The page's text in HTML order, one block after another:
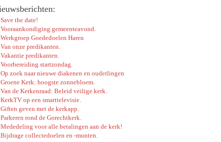
the date!
gemeenteavond.
Goededoelen Haren
onze predikanten.
predikanten.
startzondag.
zoek naar nieuwe diakenen en ouderlingen
Kerk: hoogste zonnebloem.
de Kerkenraad: Beleid veilige kerk.
op een smarttelevisie.
geven met de kerkapp.
rond de Gorechtkerk.
voor alle betalingen aan de kerk!
collectedoelen en -munten.